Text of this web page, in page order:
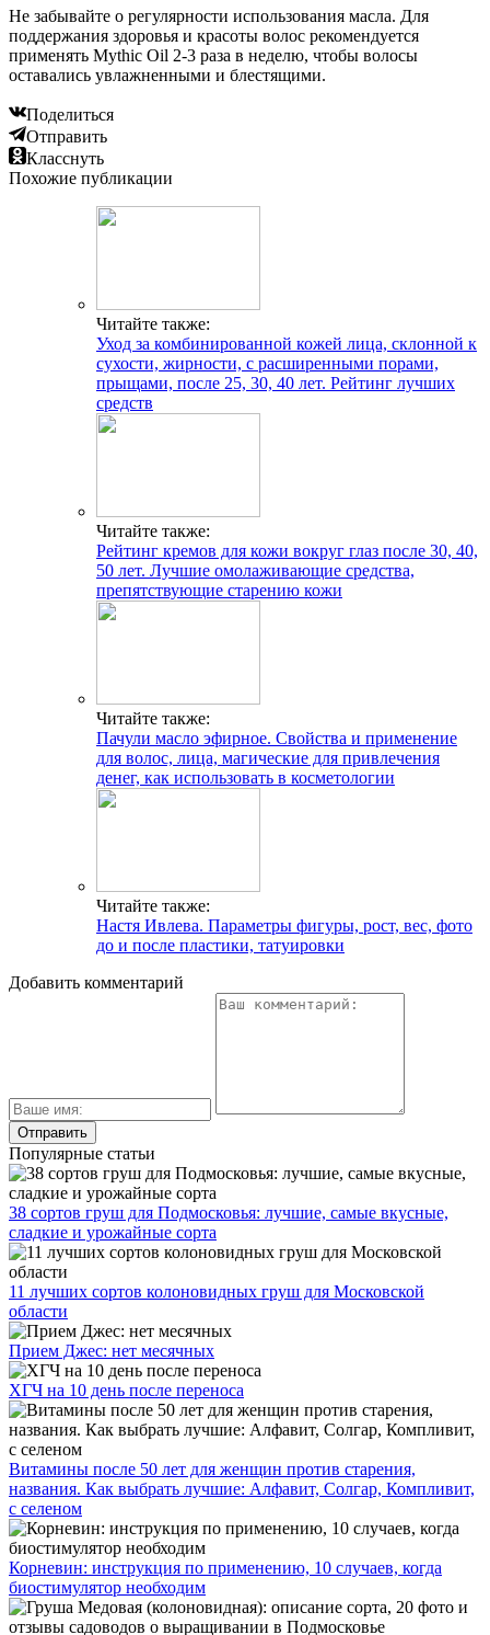
Не забывайте о регулярности использования масла. Для
поддержания здоровья и красоты волос рекомендуется
применять Mythic Oil 2-3 раза в неделю, чтобы волосы
оставались увлажненными и блестящими.
Поделиться
Отправить
Класснуть
Похожие публикации
Читайте также:
Уход за комбинированной кожей лица, склонной к
сухости, жирности, с расширенными порами,
прыщами, после 25, 30, 40 лет. Рейтинг лучших
средств
Читайте также:
Рейтинг кремов для кожи вокруг глаз после 30, 40,
50 лет. Лучшие омолаживающие средства,
препятствующие старению кожи
Читайте также:
Пачули масло эфирное. Свойства и применение
для волос, лица, магические для привлечения
денег, как использовать в косметологии
Читайте также:
Настя Ивлева. Параметры фигуры, рост, вес, фото
до и после пластики, татуировки
Добавить комментарий
Популярные статьи
38 сортов груш для Подмосковья: лучшие, самые вкусные,
сладкие и урожайные сорта
11 лучших сортов колоновидных груш для Московской
области
Прием Джес: нет месячных
ХГЧ на 10 день после переноса
Витамины после 50 лет для женщин против старения,
названия. Как выбрать лучшие: Алфавит, Солгар, Компливит,
с селеном
Корневин: инструкция по применению, 10 случаев, когда
биостимулятор необходим